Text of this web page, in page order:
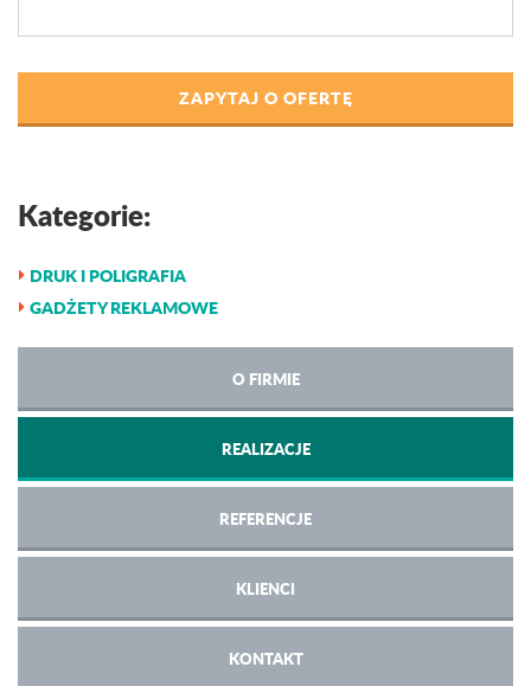
ZAPYTAJ O OFERTĘ
Kategorie:
DRUK I POLIGRAFIA
GADŻETY REKLAMOWE
O FIRMIE
REALIZACJE
REFERENCJE
KLIENCI
KONTAKT